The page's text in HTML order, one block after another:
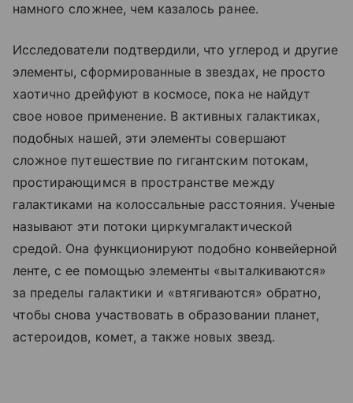
намного сложнее, чем казалось ранее.
Исследователи подтвердили, что углерод и другие
элементы, сформированные в звездах, не просто
хаотично дрейфуют в космосе, пока не найдут
свое новое применение. В активных галактиках,
подобных нашей, эти элементы совершают
сложное путешествие по гигантским потокам,
простирающимся в пространстве между
галактиками на колоссальные расстояния. Ученые
называют эти потоки циркумгалактической
средой. Она функционируют подобно конвейерной
ленте, с ее помощью элементы «выталкиваются»
за пределы галактики и «втягиваются» обратно,
чтобы снова участвовать в образовании планет,
астероидов, комет, а также новых звезд.